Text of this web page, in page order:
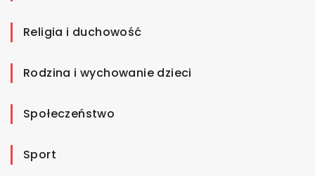
Religia i duchowość
Rodzina i wychowanie dzieci
Społeczeństwo
Sport